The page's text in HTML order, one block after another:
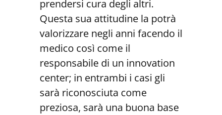
prendersi cura degli altri.
Questa sua attitudine la potrà
valorizzare negli anni facendo il
medico così come il
responsabile di un innovation
center; in entrambi i casi gli
sarà riconosciuta come
preziosa, sarà una buona base